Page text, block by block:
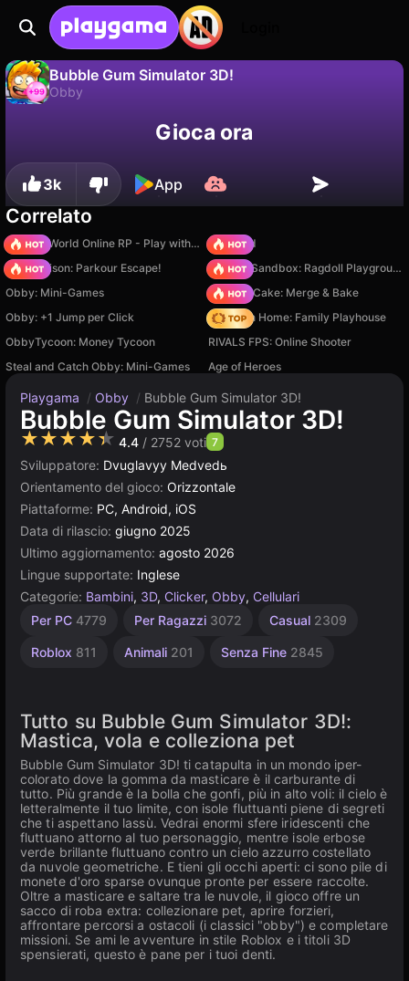
Bubble Gum Simulator 3D!
Obby
Salva i progressi!Gioca ora
3k App
Correlato
Sprunki World Online RP - Play with Friends!
TB World
Barry Prison: Parkour Escape!
Sprunki Sandbox: Ragdoll Playground Mode
Obby: Mini-Games
Piece of Cake: Merge & Bake
Obby: +1 Jump per Click
My Town Home: Family Playhouse
ObbyTycoon: Money Tycoon
RIVALS FPS: Online Shooter
Steal and Catch Obby: Mini-Games
Age of Heroes
Playgama / Obby / Bubble Gum Simulator 3D!
Bubble Gum Simulator 3D!
★★★★★ 4.4 / 2752 voti 7
Sviluppatore: Dvuglavyy Medvedь
Orientamento del gioco: Orizzontale
Piattaforme: PC, Android, iOS
Data di rilascio: giugno 2025
Ultimo aggiornamento: agosto 2026
Lingue supportate: Inglese
Categorie: Bambini, 3D, Clicker, Obby, Cellulari
Per PC 4779 Per Ragazzi 3072 Casual 2309
Roblox 811 Animali 201 Senza Fine 2845
Salto
Desktop
Per
275
Per
1477
Browser
Unity
3172
Tutto su Bubble Gum Simulator 3D!:
Mastica, vola e colleziona pet
Bubble Gum Simulator 3D! ti catapulta in un mondo iper-
colorato dove la gomma da masticare è il carburante di
tutto. Più grande è la bolla che gonfi, più in alto voli: il cielo è
letteralmente il tuo limite, con isole fluttuanti piene di segreti
che ti aspettano lassù. Vedrai enormi sfere iridescenti che
fluttuano attorno al tuo personaggio, mentre isole erbose
verde brillante fluttuano contro un cielo azzurro costellato
da nuvole geometriche. E tieni gli occhi aperti: ci sono pile di
monete d'oro sparse ovunque pronte per essere raccolte.
Oltre a masticare e saltare tra le nuvole, il gioco offre un
sacco di roba extra: collezionare pet, aprire forzieri,
affrontare percorsi a ostacoli (i classici "obby") e completare
missioni. Se ami le avventure in stile Roblox e i titoli 3D
spensierati, questo è pane per i tuoi denti.